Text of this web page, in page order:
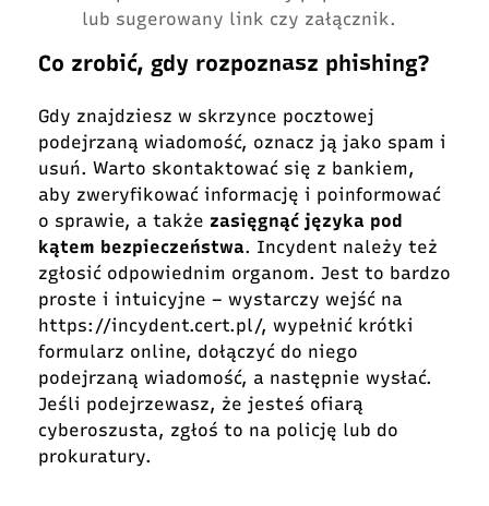
lub sugerowany link czy załącznik.
Co zrobić, gdy rozpoznasz phishing?
Gdy znajdziesz w skrzynce pocztowej
podejrzaną wiadomość, oznacz ją jako spam i
usuń. Warto skontaktować się z bankiem,
aby zweryfikować informację i poinformować
o sprawie, a także zasięgnąć języka pod
kątem bezpieczeństwa. Incydent należy też
zgłosić odpowiednim organom. Jest to bardzo
proste i intuicyjne – wystarczy wejść na
https://incydent.cert.pl/, wypełnić krótki
formularz online, dołączyć do niego
podejrzaną wiadomość, a następnie wysłać.
Jeśli podejrzewasz, że jesteś ofiarą
cyberoszusta, zgłoś to na policję lub do
prokuratury.